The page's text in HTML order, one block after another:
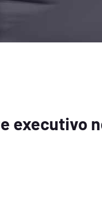
executivo